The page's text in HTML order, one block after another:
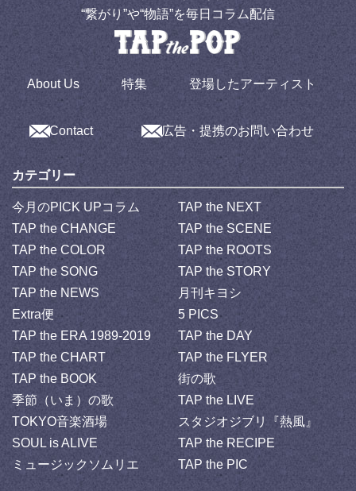
“繋がり”や“物語”を毎日コラム配信
About Us 特集 登場したアーティスト
Contact 広告・提携のお問い合わせ
カテゴリー
今月のPICK UPコラム
TAP the NEXT
TAP the CHANGE
TAP the SCENE
TAP the COLOR
TAP the ROOTS
TAP the SONG
TAP the STORY
TAP the NEWS
月刊キヨシ
Extra便
5 PICS
TAP the ERA 1989-2019
TAP the DAY
TAP the CHART
TAP the FLYER
TAP the BOOK
街の歌
季節（いま）の歌
TAP the LIVE
TOKYO音楽酒場
スタジオジブリ『熱風』
SOUL is ALIVE
TAP the RECIPE
ミュージックソムリエ
TAP the PIC